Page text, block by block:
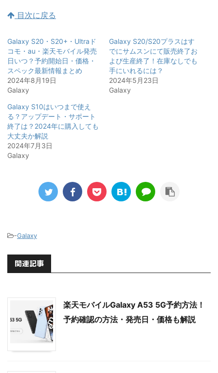
目次に戻る
Galaxy S20・S20+・Ultraド
コモ・au・楽天モバイル発売
日いつ？予約開始日・価格・
スペック最新情報まとめ
2024年8月19日
Galaxy
Galaxy S20/S20プラスはす
でにサムスンにて販売終了お
よび生産終了！在庫なしでも
手にいれるには？
2024年5月23日
Galaxy
Galaxy S10はいつまで使え
る？アップデート・サポート
終了は？2024年に購入しても
大丈夫か解説
2024年7月3日
Galaxy
-Galaxy
関連記事
楽天モバイルGalaxy A53 5G予約方法！
予約確認の方法・発売日・価格も解説